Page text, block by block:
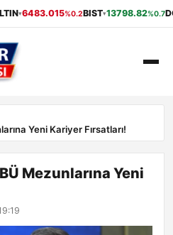
▾6483.015%0.2BIST▾13798.82%0.7
Yeni Kariyer Fırsatları!
Mezunlarına Yeni